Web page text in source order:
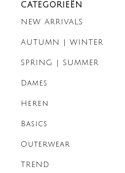
CATEGORIEËN
NEW ARRIVALS
AUTUMN | WINTER
SPRING | SUMMER
Dames
Heren
Basics
Outerwear
TREND